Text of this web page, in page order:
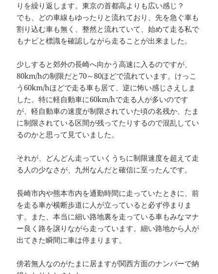
りを繰り返します。東京の首都高よりも広い感じ？
でも、どの車線もゆったりと流れており、先を急ぐ車も
割り込む車も無く、整然と流れていて、始めて走る私で
もナビと標識を確認しながら走ることが出来ました。
少しすると郊外の長崎へ向かう高速に入るのですが、
80km/hの制限だと70～80ほどで流れています。けっこ
う60km/hほどで走る車も居て、逆に怖い感じさえしま
した。特に軽自動車に60km/hで走る人が多いのです
が、軽自動車の速度が制限されていた頃の名残か、たま
に制限されている区間が残ってたりするので混乱してい
るのかと思って見ていました。
それが、どんどん走っていくうちに制限速度を超えて走
る人の少なさが、九州なんだと確信に至ったんです。
長崎市内や熊本市内を通勤時間に走っていたときに、前
を走る車が横断歩道に人が立っていると必ず停まりま
す。また、本当に細い路地裏を走っている車もみなマナ
ー良く路を譲りながら走っています。細い路地から人が
出てきた瞬間に車は停まります。
傍若無人なのがたまに居ますが関西方面のナンバーで納